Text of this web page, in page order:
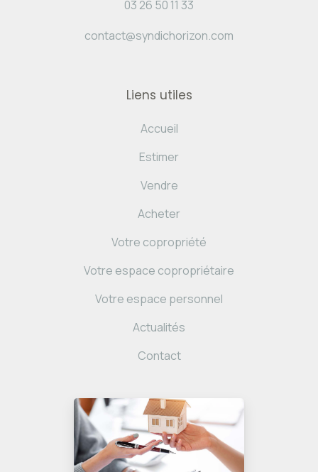
03 26 50 11 33
contact@syndichorizon.com
Liens utiles
Accueil
Estimer
Vendre
Acheter
Votre copropriété
Votre espace copropriétaire
Votre espace personnel
Actualités
Contact